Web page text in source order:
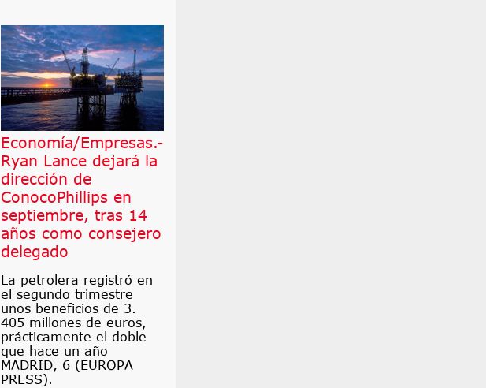
Economía/Empresas.-
Ryan Lance dejará la
dirección de
ConocoPhillips en
septiembre, tras 14
años como consejero
delegado
La petrolera registró en
el segundo trimestre
unos beneficios de 3.
405 millones de euros,
prácticamente el doble
que hace un año
MADRID, 6 (EUROPA
PRESS).